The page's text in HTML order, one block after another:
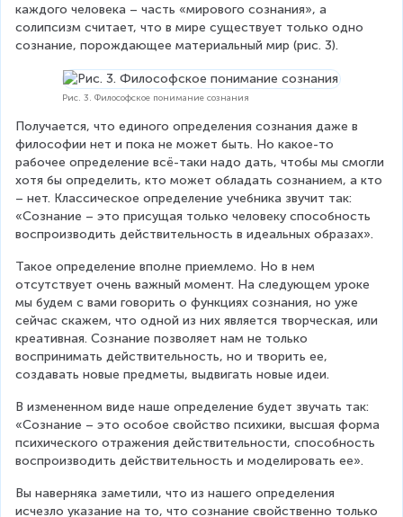
каждого человека – часть «мирового сознания», а
солипсизм считает, что в мире существует только одно
сознание, порождающее материальный мир (рис. 3).
Рис. 3. Философское понимание сознания
Получается, что единого определения сознания даже в
философии нет и пока не может быть. Но какое-то
рабочее определение всё-таки надо дать, чтобы мы смогли
хотя бы определить, кто может обладать сознанием, а кто
– нет. Классическое определение учебника звучит так:
«Сознание – это присущая только человеку способность
воспроизводить действительность в идеальных образах».
Такое определение вполне приемлемо. Но в нем
отсутствует очень важный момент. На следующем уроке
мы будем с вами говорить о функциях сознания, но уже
сейчас скажем, что одной из них является творческая, или
креативная. Сознание позволяет нам не только
воспринимать действительность, но и творить ее,
создавать новые предметы, выдвигать новые идеи.
В измененном виде наше определение будет звучать так:
«Сознание – это особое свойство психики, высшая форма
психического отражения действительности, способность
воспроизводить действительность и моделировать ее».
Вы наверняка заметили, что из нашего определения
исчезло указание на то, что сознание свойственно только